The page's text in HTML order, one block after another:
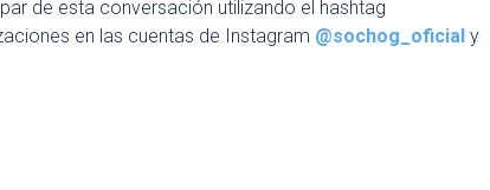
de esta conversación utilizando el hashtag
en las cuentas de Instagram @sochog_oficial y